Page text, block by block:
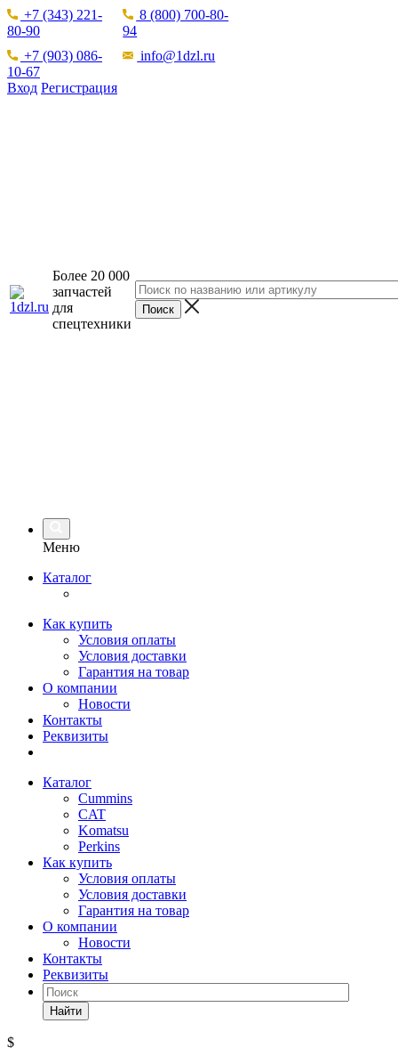
+7 (343) 221-
80-90
8 (800) 700-80-
94
+7 (903) 086-
10-67
info@1dzl.ru
Вход Регистрация
Более 20 000
запчастей
для
спецтехники
Меню
Каталог
Как купить
Условия оплаты
Условия доставки
Гарантия на товар
О компании
Новости
Контакты
Реквизиты
Каталог
Cummins
CAT
Komatsu
Perkins
Как купить
Условия оплаты
Условия доставки
Гарантия на товар
О компании
Новости
Контакты
Реквизиты
Найти
$